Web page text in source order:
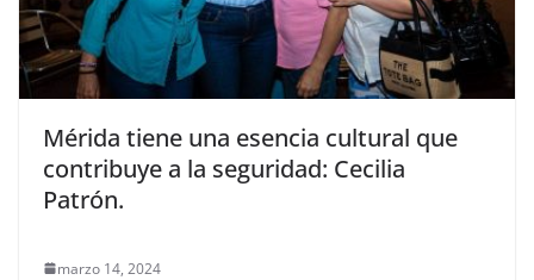
Mérida tiene una esencia cultural que
contribuye a la seguridad: Cecilia
Patrón.
marzo 14, 2024